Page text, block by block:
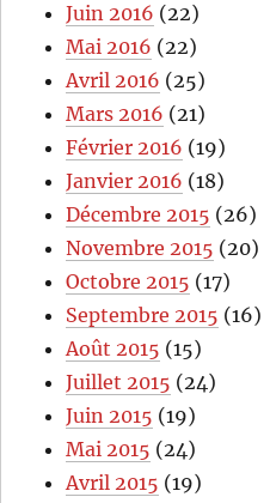
Juin 2016 (22)
Mai 2016 (22)
Avril 2016 (25)
Mars 2016 (21)
Février 2016 (19)
Janvier 2016 (18)
Décembre 2015 (26)
Novembre 2015 (20)
Octobre 2015 (17)
Septembre 2015 (16)
Août 2015 (15)
Juillet 2015 (24)
Juin 2015 (19)
Mai 2015 (24)
Avril 2015 (19)